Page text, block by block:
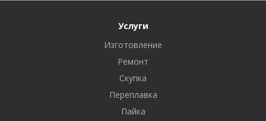
Услуги
Изготовление
Ремонт
Скупка
Переплавка
Пайка